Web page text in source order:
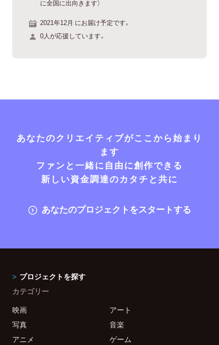
に全国に出向きます）
2021年12月 にお届け予定です。
0人が応援しています。
あなたのクリエイティブがここから始まり
ます
ファンと一緒に自由に創作できる
新しい資金調達のカタチと共に
あなたのプロジェクトをスタートする
プロジェクトを探す
カテゴリー
映画
アート
写真
音楽
アニメ
ゲーム